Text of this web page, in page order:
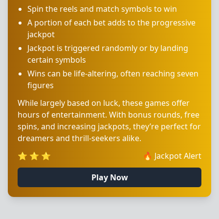
Spin the reels and match symbols to win
A portion of each bet adds to the progressive
jackpot
Jackpot is triggered randomly or by landing
certain symbols
Wins can be life-altering, often reaching seven
figures
While largely based on luck, these games offer
hours of entertainment. With bonus rounds, free
spins, and increasing jackpots, they’re perfect for
dreamers and thrill-seekers alike.
⭐ ⭐ ⭐ 🔥 Jackpot Alert
Play Now